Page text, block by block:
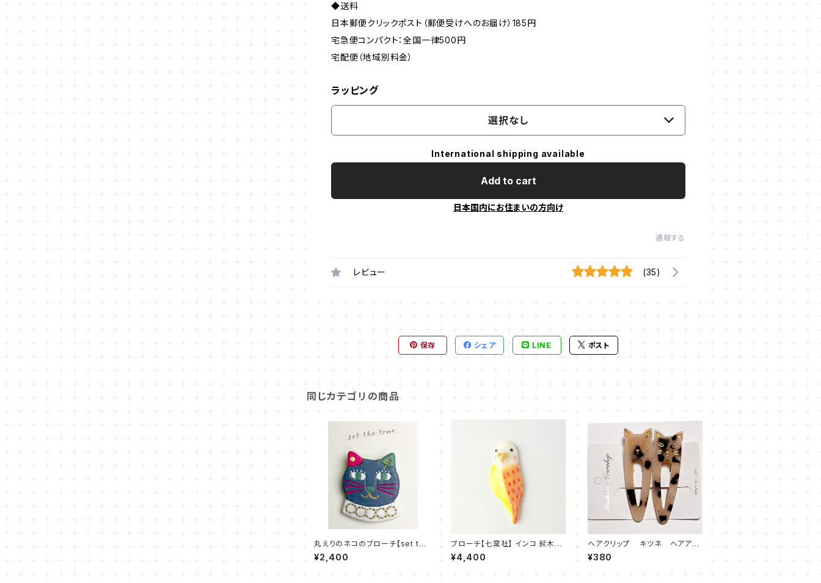
◆送料
日本郵便クリックポスト（郵便受けへのお届け）185円
宅急便コンパクト：全国一律500円
宅配便（地域別料金）
ラッピング
選択なし
International shipping available
Add to cart
日本国内にお住まいの方向け
通報する
レビュー (35)
保存 シェア LINE ポスト
同じカテゴリの商品
丸えりのネコのブローチ【set th
e tone】
¥2,400
ブローチ【七窯社】 インコ 鈴木タ
イル店 美濃焼 【日本製】
¥4,400
ヘアクリップ キツネ ヘアアク
セサリー ベージュ系
¥380